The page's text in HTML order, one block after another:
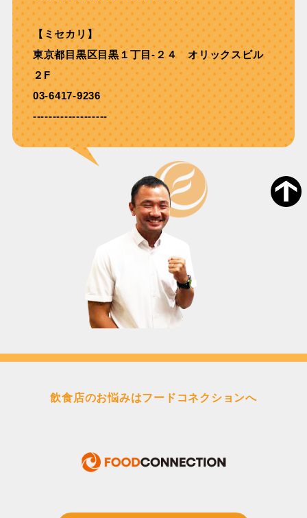
【ミセカリ】
東京都目黒区目黒１丁目-２４ オリックスビル
２F
03-6417-9236
-------------------
飲食店のお悩みはフードコネクションへ